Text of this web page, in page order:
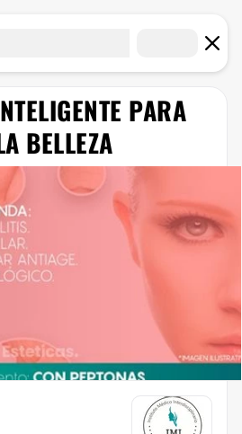
PARA
BELLEZA